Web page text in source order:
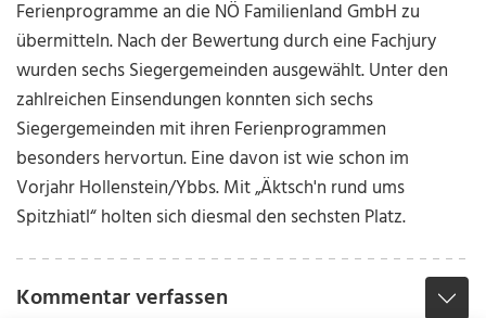
Ferienprogramme an die NÖ Familienland GmbH zu
übermitteln. Nach der Bewertung durch eine Fachjury
wurden sechs Siegergemeinden ausgewählt. Unter den
zahlreichen Einsendungen konnten sich sechs
Siegergemeinden mit ihren Ferienprogrammen
besonders hervortun. Eine davon ist wie schon im
Vorjahr Hollenstein/Ybbs. Mit „Äktsch'n rund ums
Spitzhiatl“ holten sich diesmal den sechsten Platz.
Kommentar verfassen